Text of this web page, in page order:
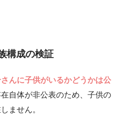
構成の検証
んに子供がいるかどうかは公
自体が非公表のため、子供の
ません。